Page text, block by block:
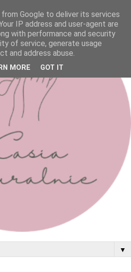
▼
Google to deliver its services
IP address and user-agent are
with performance and security
of service, generate usage
and address abuse.
MORE GOT IT